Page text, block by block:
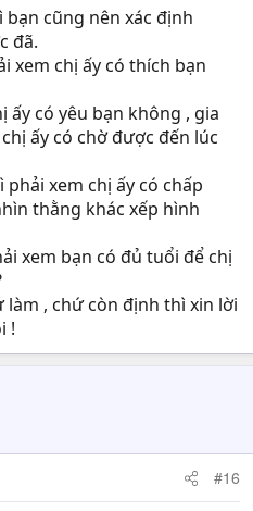
cũng nên xác định
đã.
xem chị ấy có thích bạn
ấy có yêu bạn không , gia
ấy có chờ được đến lúc
xem chị ấy có chấp
thằng khác xếp hình
xem bạn có đủ tuổi để chị
, chứ còn định thì xin lời
!
#16